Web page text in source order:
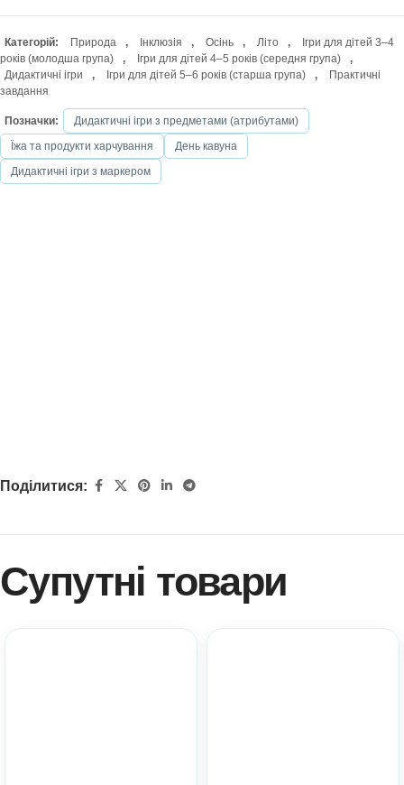
Категорій: Природа , Інклюзія , Осінь , Літо ,
Ігри для дітей 3–4
років (молодша група)
, Ігри для дітей 4–5 років (середня група)
,
Дидактичні ігри
, Ігри для дітей 5–6 років (старша група) ,
Практичні
завдання
Позначки:
Дидактичні ігри з предметами (атрибутами)
Їжа та продукти харчування
День кавуна
Дидактичні ігри з маркером
Поділитися:
Супутні товари